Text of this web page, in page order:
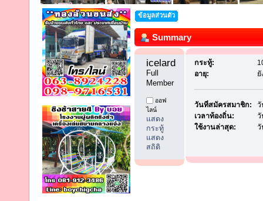
ข้อมูลส่วนตัว
Summary
Full
Member
ออฟ
ไลน์
แสดง
กระทู้
แสดง
สถิติ
กระทู้:
อายุ:
วันที่สมัครสมาชิก:
วั
เวลาท้องถิ่น:
วั
ใช้งานล่าสุด:
วั